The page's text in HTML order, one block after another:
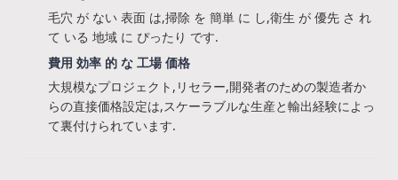
毛穴 が ない 表面 は,掃除 を 簡単 に し,衛生 が 優先 さ れ
て いる 地域 に ぴったり です.
費用 効率 的 な 工場 価格
大規模なプロジェクト,リセラー,開発者のための製造者か
らの直接価格設定は,スケーラブルな生産と輸出経験によっ
て裏付けられています.